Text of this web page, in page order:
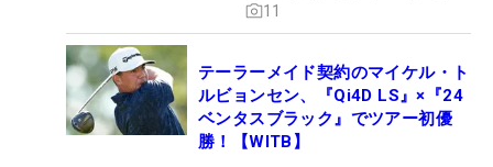
11
テーラーメイド契約のマイケル・ト
ルビョンセン、『Qi4D LS』×『24
ベンタスブラック』でツアー初優
勝！【WITB】